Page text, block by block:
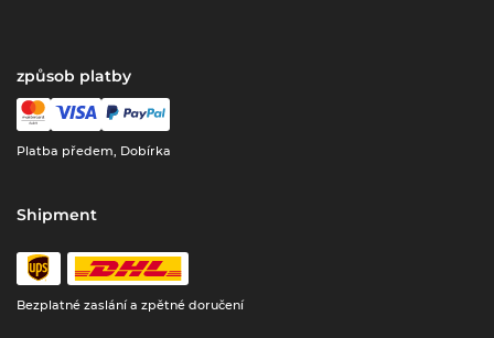
způsob platby
Platba předem, Dobírka
Shipment
Bezplatné zaslání a zpětné doručení